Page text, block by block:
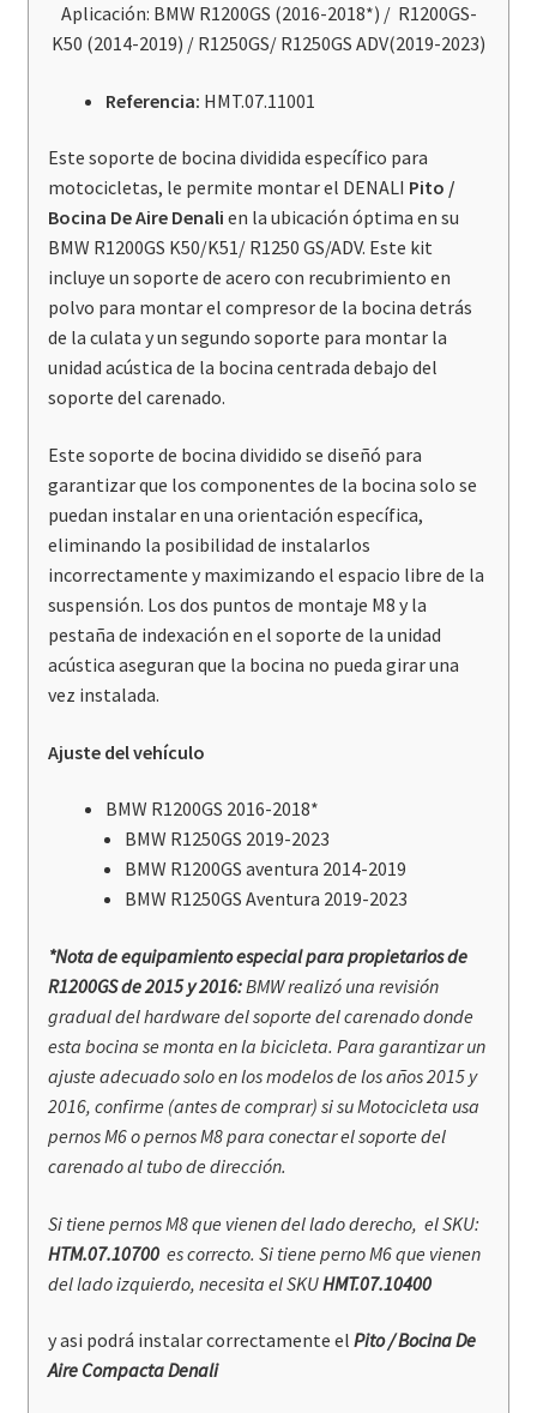
K50/K51
(16-
Aplicación: BMW R1200GS (2016-2018*) / R1200GS-
K50 (2014-2019) / R1250GS/ R1250GS ADV(2019-2023)
Referencia: HMT.07.11001
Este soporte de bocina dividida específico para
motocicletas, le permite montar el DENALI Pito /
Bocina De Aire Denali en la ubicación óptima en su
BMW R1200GS K50/K51/ R1250 GS/ADV. Este kit
incluye un soporte de acero con recubrimiento en
polvo para montar el compresor de la bocina detrás
de la culata y un segundo soporte para montar la
unidad acústica de la bocina centrada debajo del
soporte del carenado.
Este soporte de bocina dividido se diseñó para
garantizar que los componentes de la bocina solo se
puedan instalar en una orientación específica,
eliminando la posibilidad de instalarlos
incorrectamente y maximizando el espacio libre de la
suspensión. Los dos puntos de montaje M8 ​​y la
pestaña de indexación en el soporte de la unidad
acústica aseguran que la bocina no pueda girar una
vez instalada.
Ajuste del vehículo
BMW R1200GS 2016-2018*
BMW R1250GS 2019-2023
BMW R1200GS aventura 2014-2019
BMW R1250GS Aventura 2019-2023
*Nota de equipamiento especial para propietarios de
R1200GS de 2015 y 2016:BMW realizó una revisión
gradual del hardware del soporte del carenado donde
esta bocina se monta en la bicicleta. Para garantizar un
ajuste adecuado solo en los modelos de los años 2015 y
2016, confirme (antes de comprar) si su Motocicleta usa
pernos M6 o pernos M8 para conectar el soporte del
carenado al tubo de dirección.
Si tiene pernos M8 que vienen del lado derecho, el SKU:
HTM.07.10700es correcto. Si tiene perno M6 que vienen
del lado izquierdo, necesita el SKUHMT.07.10400
y asi podrá instalar correctamente el Pito / Bocina De
Aire Compacta Denali